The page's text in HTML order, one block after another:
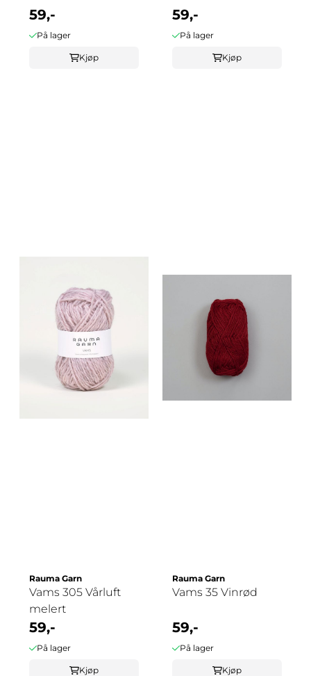
59,-
På lager
Kjøp
59,-
På lager
Kjøp
Rauma Garn
Vams 305 Vårluft
melert
59,-
På lager
Kjøp
Rauma Garn
Vams 35 Vinrød
59,-
På lager
Kjøp